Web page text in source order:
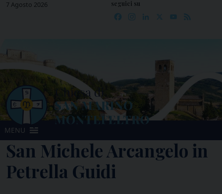
Skip7 Agosto 2026 seguici su
Facebook
Instagram
LinkedIn YouTube
MENU
San Michele Arcangelo in
Petrella Guidi